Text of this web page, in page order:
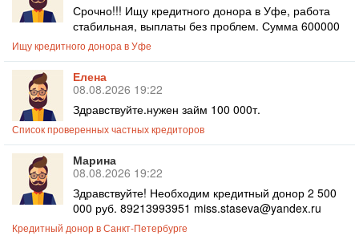
Срочно!!! Ищу кредитного донора в Уфе, работа
стабильная, выплаты без проблем. Сумма 600000
Ищу кредитного донора в Уфе
Елена
08.08.2026 19:22
Здравствуйте.нужен займ 100 000т.
Список проверенных частных кредиторов
Марина
08.08.2026 19:22
Здравствуйте! Необходим кредитный донор 2 500
000 руб. 89213993951 miss.staseva@yandex.ru
Кредитный донор в Санкт-Петербурге